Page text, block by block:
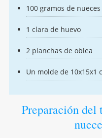
100 gramos de nueces
1 clara de huevo
2 planchas de oblea
Un molde de 10x15x1
Preparación del